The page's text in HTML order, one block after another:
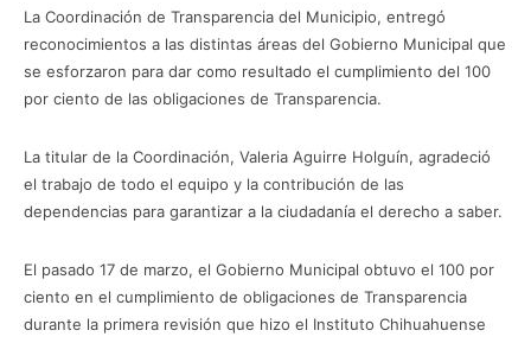
La Coordinación de Transparencia del Municipio, entregó
reconocimientos a las distintas áreas del Gobierno Municipal que
se esforzaron para dar como resultado el cumplimiento del 100
por ciento de las obligaciones de Transparencia.
La titular de la Coordinación, Valeria Aguirre Holguín, agradeció
el trabajo de todo el equipo y la contribución de las
dependencias para garantizar a la ciudadanía el derecho a saber.
El pasado 17 de marzo, el Gobierno Municipal obtuvo el 100 por
ciento en el cumplimiento de obligaciones de Transparencia
durante la primera revisión que hizo el Instituto Chihuahuense